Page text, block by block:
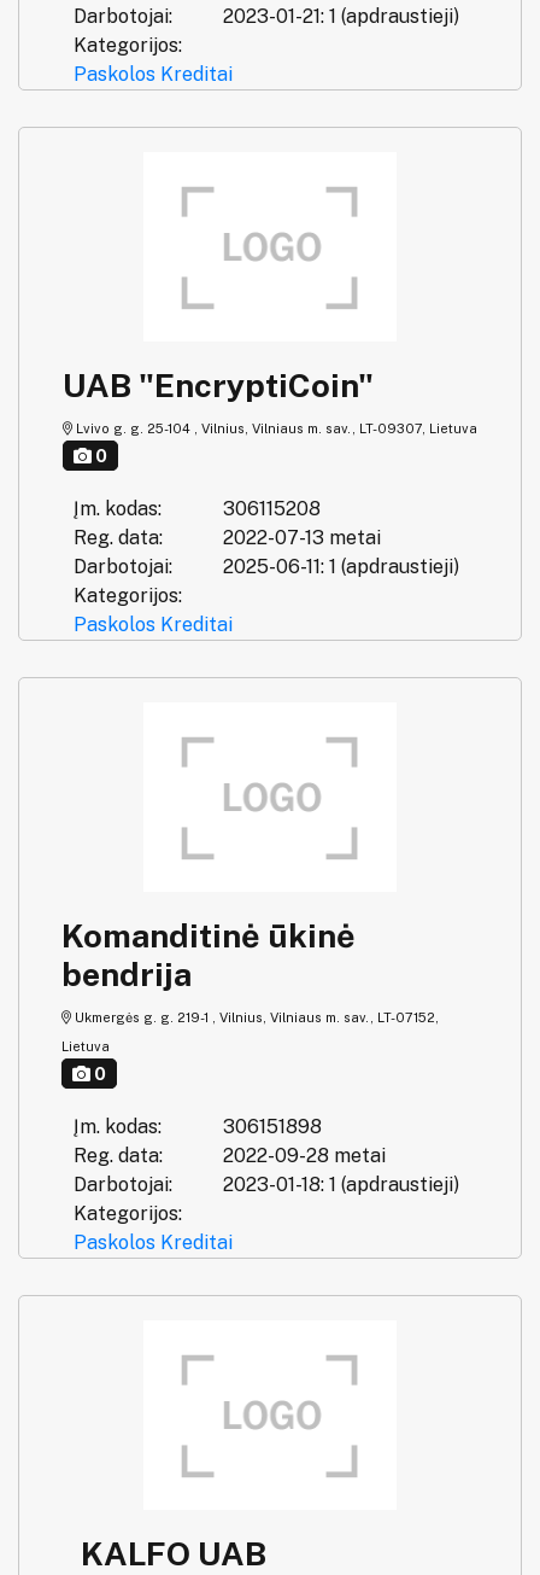
Darbotojai:
2023-01-21: 1 (apdraustieji)
Kategorijos:
Paskolos Kreditai
UAB "EncryptiCoin"
Lvivo g. g. 25-104 , Vilnius, Vilniaus m. sav., LT-09307, Lietuva
0
Įm. kodas:
306115208
Reg. data:
2022-07-13 metai
Darbotojai:
2025-06-11: 1 (apdraustieji)
Kategorijos:
Paskolos Kreditai
Komanditinė ūkinė
bendrija
Ukmergės g. g. 219-1 , Vilnius, Vilniaus m. sav., LT-07152,
Lietuva
0
Įm. kodas:
306151898
Reg. data:
2022-09-28 metai
Darbotojai:
2023-01-18: 1 (apdraustieji)
Kategorijos:
Paskolos Kreditai
KALFO UAB